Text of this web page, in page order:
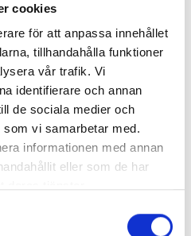
cookies
för att anpassa innehållet
tillhandahålla funktioner
vår trafik. Vi
identifierare och annan
de sociala medier och
vi samarbetar med.
informationen med annan
eller som de har
att bära verklig
är det magiskt”
får oss inte att tänka”